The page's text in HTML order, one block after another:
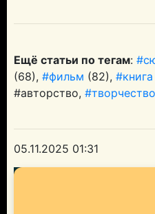
Ещё статьи по тегам:
(68), #фильм (82), #книга
#авторство, #творчество
05.11.2025 01:31